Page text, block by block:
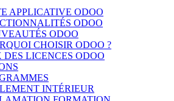
APPLICATIVE ODOO
ODOO
ODOO
CHOISIR ODOO ?
DES LICENCES ODOO
INTÉRIEUR